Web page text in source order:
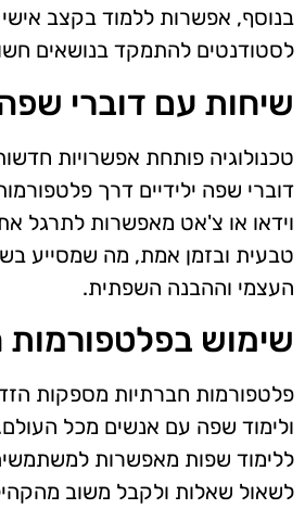
בנוסף, אפשרות ללמוד בקצב
לסטודנטים להתמקד בנושאים
שיחות עם דוברי שפה
טכנולוגיה פותחת אפשרויות
דוברי שפה ילידיים דרך
וידאו או צ'אט מאפשרות לתרגל
טבעית ובזמן אמת, מה שמסייע
העצמי וההבנה השפתית.
שימוש בפלטפורמות
פלטפורמות חברתיות מספקות
ולימוד שפה עם אנשים מכל העולם.
ללימוד שפות מאפשרות
לשאול שאלות ולקבל משוב